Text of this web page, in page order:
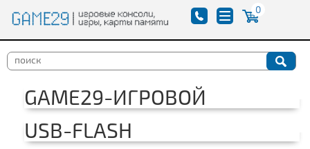
0
GAME29-ИГРОВОЙ
USB-FLASH